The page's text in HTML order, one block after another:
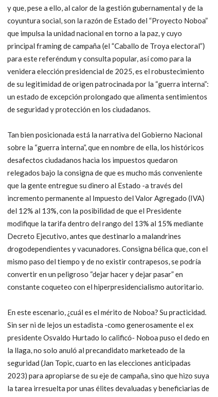
y que, pese a ello, al calor de la gestión gubernamental y de la
coyuntura social, son la razón de Estado del “Proyecto Noboa”
que impulsa la unidad nacional en torno a la paz, y cuyo
principal framing de campaña (el “Caballo de Troya electoral”)
para este referéndum y consulta popular, así como para la
venidera elección presidencial de 2025, es el robustecimiento
de su legitimidad de origen patrocinada por la “guerra interna”:
un estado de excepción prolongado que alimenta sentimientos
de seguridad y protección en los ciudadanos.
Tan bien posicionada está la narrativa del Gobierno Nacional
sobre la “guerra interna”, que en nombre de ella, los históricos
desafectos ciudadanos hacia los impuestos quedaron
relegados bajo la consigna de que es mucho más conveniente
que la gente entregue su dinero al Estado -a través del
incremento permanente al Impuesto del Valor Agregado (IVA)
del 12% al 13%, con la posibilidad de que el Presidente
modifique la tarifa dentro del rango del 13% al 15% mediante
Decreto Ejecutivo, antes que destinarlo a malandrines
drogodependientes y vacunadores. Consigna bélica que, con el
mismo paso del tiempo y de no existir contrapesos, se podría
convertir en un peligroso “dejar hacer y dejar pasar” en
constante coqueteo con el hiperpresidencialismo autoritario.
En este escenario, ¿cuál es el mérito de Noboa? Su practicidad.
Sin ser ni de lejos un estadista -como generosamente el ex
presidente Osvaldo Hurtado lo calificó- Noboa puso el dedo en
la llaga, no solo anuló al precandidato marketeado de la
seguridad (Jan Topic, cuarto en las elecciones anticipadas
2023) para apropiarse de su eje de campaña, sino que hizo suya
la tarea irresuelta por unas élites devaluadas y beneficiarias de